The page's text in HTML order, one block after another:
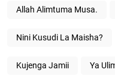
Allah Alimtuma Musa.
Nini Kusudi La Maisha?
Kujenga Jamii Ya